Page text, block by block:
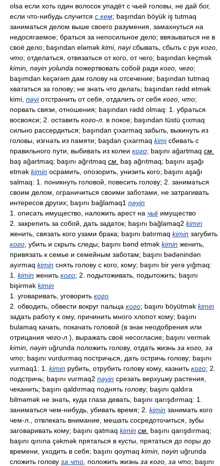
olsa если хоть один волосок упадёт с чьей головы, не дай бог,
если что-нибудь случится с кем; başından böyük iş tutmaq
заниматься делом выше своего разумения, замахнуться на
недосягаемое; браться за непосильное дело; ввязываться не в
своё дело; başından eləmək kimi, nəyiсбывать, сбыть с рук кого,
что; отделаться, отвязаться от кого, от чего; başından keçmək
kimin, nəyin yolunda пожертвовать собой ради кого, чего;
başımdan keçərəm дам голову на отсечение; başından tutmaq
хвататься за голову; не знать что делать; başından rədd etmək
kimi, nəyiотстранить от себя, отдалить от себя кого, что;
порвать связи, отношения; başından rədd olmaq: 1. убраться
восвояси; 2. оставить кого-л. в покое; başından tüstü çıxmaq
сильно рассердиться; başından çıxarmaq забыть, выкинуть из
головы, изгнать из памяти; başdan çıxarmaq kimiсбивать с
правильного пути, выбивать из колеи кого; başını ağartmaq см.
baş ağartmaq; başını ağrıtmaq см. baş ağrıtmaq; başını aşağı
etmək kimin осрамить, опозорить, унизить кого; başını aşağı
salmaq: 1. поникнуть головой, повесить голову; 2. заниматься
своим делом, ограничиться своими заботами, не затрагивать
интересов других; başını bağlamaq1 nəyin
1. описать имущество, наложить арест на чьё имущество
2. закрепить за собой, дать задаток; başını bağlamaq2 kimin
женить, связать кого узами брака; başını batırmaq kimin загубить
кого , убить и скрыть следы; başını bənd etmək kimin женить,
привязать к семье и семейным заботам; başını bədənindən
ayırmaq kimin снять голову с кого, кому; başını bir yerə yığmaq:
1. kimin женить кого; 2. подытоживать, подытожить; başını
bişirmək kimin
1. уговаривать, уговорить кого
2. обводить, обвести вокруг пальца кого; başını böyütmək kimin
задать работу к ому, причинить много хлопот кому; başını
bulamaq качать, покачать головой (в знак неодобрения или
отрицания чего-л. ), выражать своё несогласие; başını vermək
kimin, nəyin uğrunda положить голову, отдать жизнь за кого, за
что; başını vurdurmaq постричься, дать остричь голову; başını
vurmaq1: 1. kimin рубить, отрубить голову кому, казнить кого; 2.
подстричь; başını vurmaq2 nəyin срезать верхушку растения,
чеканить; başını qaldırmaq поднять голову; başını qaldıra
bilməmək не знать, куда глаза девать; başını qarışdırmaq: 1.
заниматься чем-нибудь, убивать время; 2. kimin занимать кого
чем-л., отвлекать внимание, мешать сосредоточиться, зубы
заговаривать кому; başını qatmaq kimin см. başını qarışdırmaq;
başını qınına çəkmək прятаться в кусты, прятаться до поры до
времени, уходить в себя; başını qoymaq kimin, nəyin uğrunda
сложить голову за что , положить жизнь за кого, за что; başını